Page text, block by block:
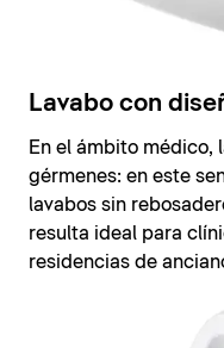
Lavabo con
En el ámbito médico,
gérmenes: en este
lavabos sin
resulta ideal para
residencias de